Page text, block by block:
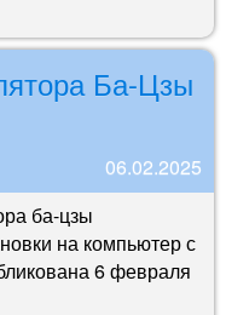
Ба-Цзы
06.02.2025
ба-цзы
на компьютер с
6 февраля